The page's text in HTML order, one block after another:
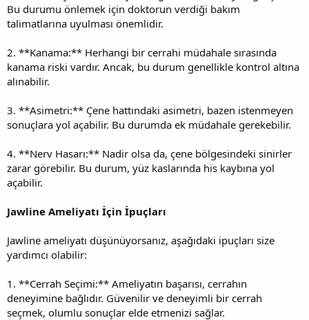
Bu durumu önlemek için doktorun verdiği bakım
talimatlarına uyulması önemlidir.
2. **Kanama:** Herhangi bir cerrahi müdahale sırasında
kanama riski vardır. Ancak, bu durum genellikle kontrol altına
alınabilir.
3. **Asimetri:** Çene hattındaki asimetri, bazen istenmeyen
sonuçlara yol açabilir. Bu durumda ek müdahale gerekebilir.
4. **Nerv Hasarı:** Nadir olsa da, çene bölgesindeki sinirler
zarar görebilir. Bu durum, yüz kaslarında his kaybına yol
açabilir.
Jawline Ameliyatı İçin İpuçları
Jawline ameliyatı düşünüyorsanız, aşağıdaki ipuçları size
yardımcı olabilir:
1. **Cerrah Seçimi:** Ameliyatın başarısı, cerrahın
deneyimine bağlıdır. Güvenilir ve deneyimli bir cerrah
seçmek, olumlu sonuçlar elde etmenizi sağlar.